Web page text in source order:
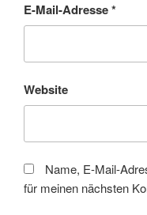
E-Mail-Adresse*
Website
Name, E-Mail-
für meinen nächsten